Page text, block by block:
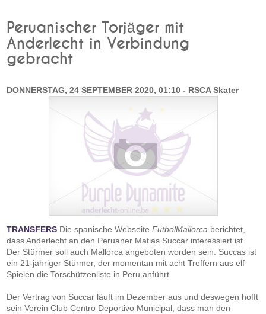
Peruanischer Torjäger mit
Anderlecht in Verbindung
gebracht
DONNERSTAG, 24 SEPTEMBER 2020, 01:10 - RSCA Skater
TRANSFERS Die spanische WebseiteFutbolMallorca berichtet,
dass Anderlecht an den Peruaner Matias Succar interessiert ist.
Der Stürmer soll auch Mallorca angeboten worden sein. Succas ist
ein 21-jähriger Stürmer, der momentan mit acht Treffern aus elf
Spielen die Torschützenliste in Peru anführt.
Der Vertrag von Succar läuft im Dezember aus und deswegen hofft
sein Verein Club Centro Deportivo Municipal, dass man den